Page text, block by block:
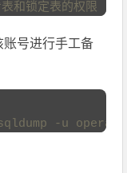
和锁定表的权限
账号进行手工备
-u